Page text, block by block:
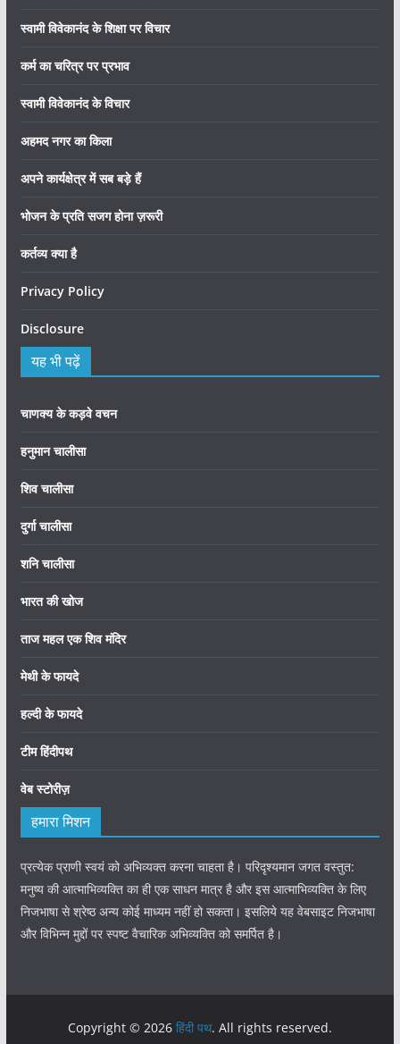
स्वामी विवेकानंद के शिक्षा पर विचार
कर्म का चरित्र पर प्रभाव
स्वामी विवेकानंद के विचार
अहमद नगर का किला
अपने कार्यक्षेत्र में सब बड़े हैं
भोजन के प्रति सजग होना ज़रूरी
कर्तव्य क्या है
Privacy Policy
Disclosure
यह भी पढ़ें
चाणक्य के कड़वे वचन
हनुमान चालीसा
शिव चालीसा
दुर्गा चालीसा
शनि चालीसा
भारत की खोज
ताज महल एक शिव मंदिर
मेथी के फायदे
हल्दी के फायदे
टीम हिंदीपथ
वेब स्टोरीज़
हमारा मिशन
प्रत्येक प्राणी स्वयं को अभिव्यक्त करना चाहता है। परिदृश्यमान जगत वस्तुत:
मनुष्य की आत्माभिव्यक्ति का ही एक साधन मात्र है और इस आत्माभिव्यक्ति के लिए
निजभाषा से श्रेष्ठ अन्य कोई माध्यम नहीं हो सकता। इसलिये यह वेबसाइट निजभाषा
और विभिन्न मुद्दों पर स्पष्ट वैचारिक अभिव्यक्ति को समर्पित है।
Copyright © 2026 हिंदी पथ. All rights reserved.